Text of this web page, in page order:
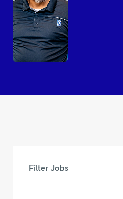
Filter Jobs